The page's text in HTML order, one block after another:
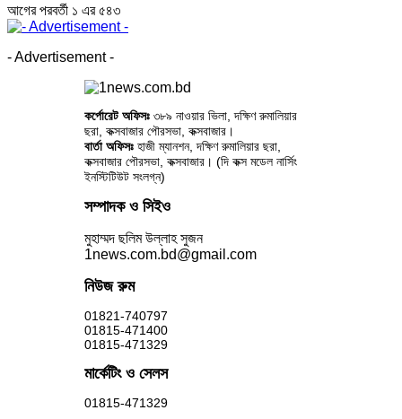
আগেরপরবর্তী ১ এর ৫৪৩
- Advertisement -
কর্পোরেট অফিসঃ ৩৮৯ নাওয়ার ভিলা, দক্ষিণ রুমালিয়ার
ছরা, কক্সবাজার পৌরসভা, কক্সবাজার।
বার্তা অফিসঃহাজী ম্যানশন, দক্ষিণ রুমালিয়ার ছরা,
কক্সবাজার পৌরসভা, কক্সবাজার। (দি কক্স মডেল নার্সিং
ইনস্টিটিউট সংলগ্ন)
সম্পাদক ও সিইও
মুহাম্মদ ছলিম উল্লাহ সুজন
1news.com.bd@gmail.com
নিউজ রুম
01821-740797
01815-471400
01815-471329
মার্কেটিং ও সেলস
01815-471329